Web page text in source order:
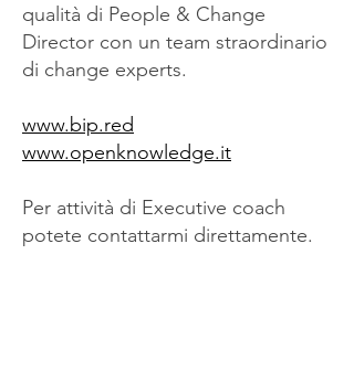
qualità di People & Change
Director con un team straordinario
di change experts.
www.bip.red
www.openknowledge.it
Per attività di Executive coach
potete contattarmi direttamente.